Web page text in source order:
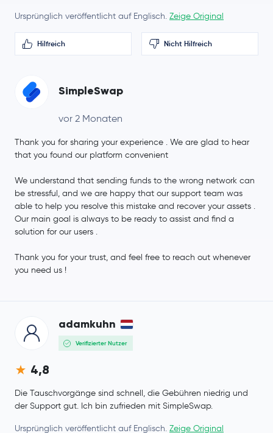
Ursprünglich veröffentlicht auf Englisch. Zeige Original
Hilfreich Nicht Hilfreich
SimpleSwap
vor 2 Monaten
Thank you for sharing your experience . We are glad to hear
that you found our platform convenient
We understand that sending funds to the wrong network can
be stressful, and we are happy that our support team was
able to help you resolve this mistake and recover your assets .
Our main goal is always to be ready to assist and find a
solution for our users .
Thank you for your trust, and feel free to reach out whenever
you need us !
adamkuhn
Verifizierter Nutzer
4,8
Die Tauschvorgänge sind schnell, die Gebühren niedrig und
der Support gut. Ich bin zufrieden mit SimpleSwap.
Ursprünglich veröffentlicht auf Englisch. Zeige Original